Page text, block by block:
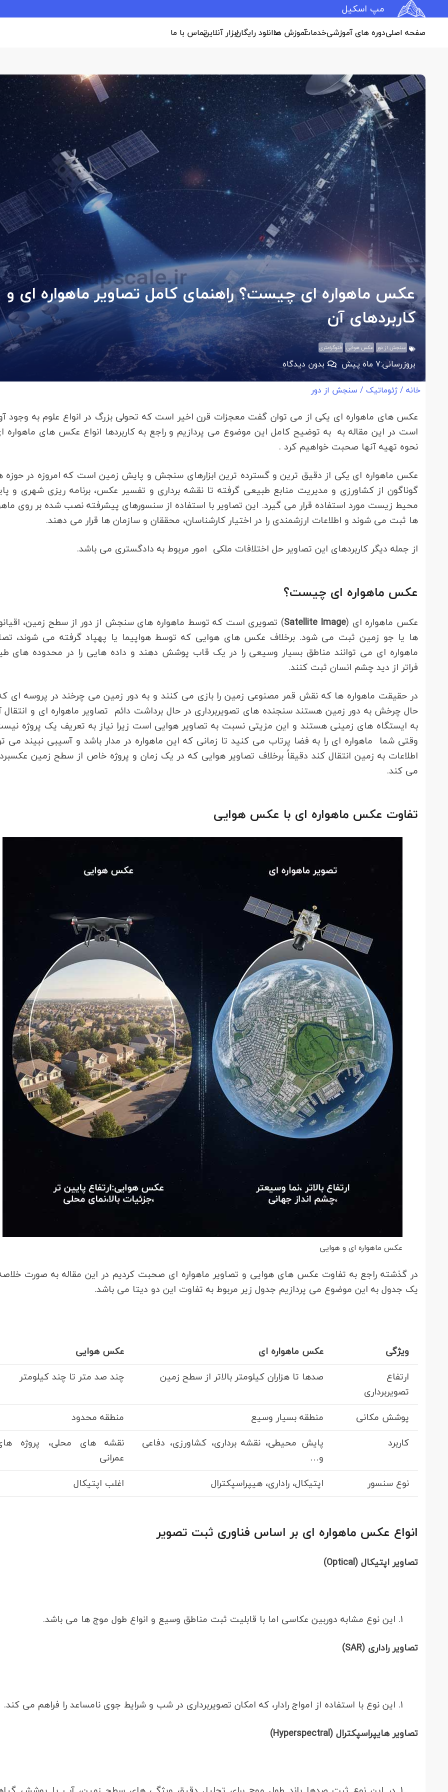
مپ اسکیل
صفحه اصلیدوره های آموزشیخدماتآموزش هادانلود رایگانابزار آنلاینتماس با ما
عکس ماهواره ای چیست؟ راهنمای کامل تصاویر ماهواره ای و
کاربردهای آن
سنجش از دور عکس هوایی فتوگرامتری
بروزرسانی:7 ماه پیش
بدون دیدگاه
خانه /ژئوماتیک / سنجش از دور
عکس های ماهواره ای یکی از می توان گفت معجزات قرن اخیر است که تحولی بزرگ در انواع علوم به وجود
است در این مقاله به به توضیح کامل این موضوع می پردازیم و راجع به کاربردها انواع عکس های ماهواره
نحوه تهیه آنها صحبت خواهیم کرد .
عکس ماهواره ای یکی از دقیق ترین و گسترده ترین ابزارهای سنجش و پایش زمین است که امروزه در حوزه
گوناگون از کشاورزی و مدیریت منابع طبیعی گرفته تا نقشه برداری و تفسیر عکس، برنامه ریزی شهری و
محیط زیست مورد استفاده قرار می گیرد. این تصاویر با استفاده از سنسورهای پیشرفته نصب شده بر روی
ها ثبت می شوند و اطلاعات ارزشمندی را در اختیار کارشناسان، محققان و سازمان ها قرار می دهند.
از جمله دیگر کاربردهای این تصاویر حل اختلافات ملکی امور مربوط به دادگستری می باشد.
عکس ماهواره ای چیست؟
عکس ماهواره ای (Satellite Image) تصویری است که توسط ماهواره های سنجش از دور از سطح زمین،
ها یا جو زمین ثبت می شود. برخلاف عکس های هوایی که توسط هواپیما یا پهپاد گرفته می شوند،
ماهواره ای می توانند مناطق بسیار وسیعی را در یک قاب پوشش دهند و داده هایی را در محدوده های
فراتر از دید چشم انسان ثبت کنند.
در حقیقت ماهواره ها که نقش قمر مصنوعی زمین را بازی می کنند و به دور زمین می چرخند در پروسه ای
حال چرخش به دور زمین هستند سنجنده های تصویربرداری در حال برداشت دائم تصاویر ماهواره ای و انتقال
به ایستگاه های زمینی هستند و این مزیتی نسبت به تصاویر هوایی است زیرا نیاز به تعریف یک پروژه
وقتی شما ماهواره ای را به فضا پرتاب می کنید تا زمانی که این ماهواره در مدار باشد و آسیبی نبیند می
اطلاعات به زمین انتقال کند دقیقاً برخلاف تصاویر هوایی که در یک زمان و پروژه خاص از سطح زمین
می کند.
تفاوت عکس ماهواره ای با عکس هوایی
عکس ماهواره ای و هوایی
در گذشته راجع به تفاوت عکس های هوایی و تصاویر ماهواره ای صحبت کردیم در این مقاله به صورت
یک جدول به این موضوع می پردازیم جدول زیر مربوط به تفاوت این دو دیتا می باشد.
ویژگی عکس ماهواره ای
عکس هوایی
ارتفاع
تصویربرداری
صدها تا هزاران کیلومتر بالاتر از سطح زمین چند صد متر تا چند کیلومتر
پوشش مکانی منطقه بسیار وسیع
منطقه محدود
کاربرد
پایش محیطی، نقشه برداری، کشاورزی، دفاعی
و…
نقشه های محلی، پروژه
عمرانی
نوع سنسور
اپتیکال، راداری، هیپراسپکترال اغلب اپتیکال
انواع عکس ماهواره ای بر اساس فناوری ثبت تصویر
تصاویر اپتیکال (Optical)
این نوع مشابه دوربین عکاسی اما با قابلیت ثبت مناطق وسیع و انواع طول موج ها می باشد.
تصاویر راداری (SAR)
این نوع با استفاده از امواج رادار، که امکان تصویربرداری در شب و شرایط جوی نامساعد را فراهم می کند.
تصاویر هایپراسپکترال (Hyperspectral)